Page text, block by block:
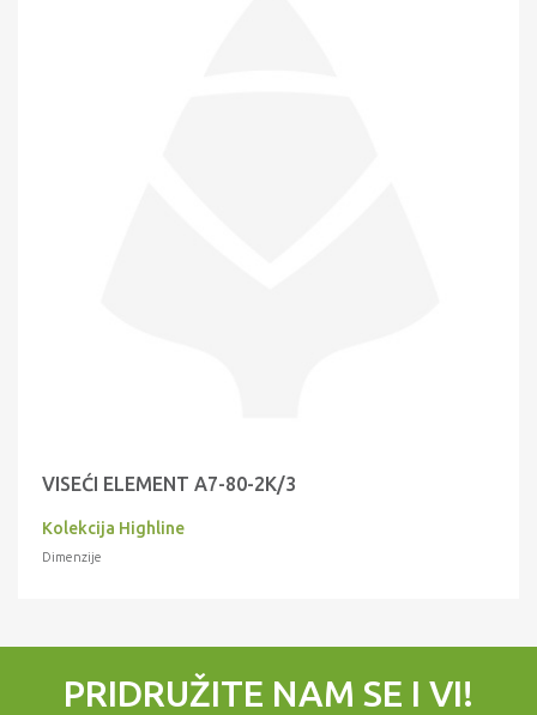
VISEĆI ELEMENT A7-80-2K/3
Kolekcija Highline
Dimenzije
PRIDRUŽITE NAM SE I VI!